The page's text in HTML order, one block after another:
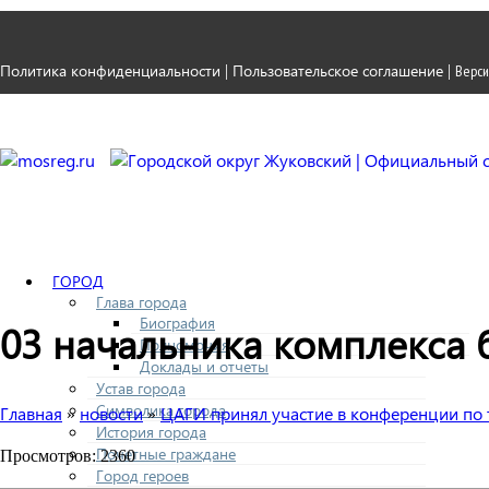
Политика конфиденциальности | Пользовательское соглашение |
ГОРОД
Глава города
Биография
Полномочия
Доклады и отчеты
Устав города
Символика города
История города
Почетные граждане
Город героев
03 начальника
Главная » новости»ЦАГИ принял участие в конференции по
Просмотров: 2360